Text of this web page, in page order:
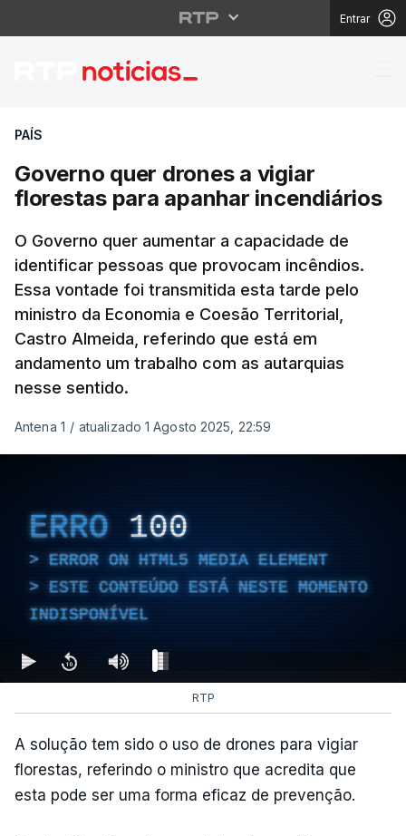
Entrar
Governo quer drones
PAÍS
Governo quer drones a vigiar
florestas para apanhar incendiários
O Governo quer aumentar a capacidade de
identificar pessoas que provocam incêndios.
Essa vontade foi transmitida esta tarde pelo
ministro da Economia e Coesão Territorial,
Castro Almeida, referindo que está em
andamento um trabalho com as autarquias
nesse sentido.
Antena 1 / atualizado 1 Agosto 2025, 22:59
ERRO 100
ERROR ON HTML5 MEDIA ELEMENT
ESTE CONTEÚDO ESTÁ NESTE MOMENTO
INDISPONÍVEL
RTP
A solução tem sido o uso de drones para vigiar
florestas, referindo o ministro que acredita que
esta pode ser uma forma eficaz de prevenção.